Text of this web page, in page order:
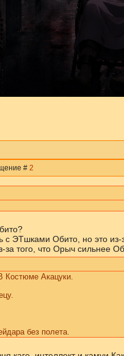
# 2
ЭТшками Обито, но это
за того, что Орыч сильнее
Акацуки.
без полета.